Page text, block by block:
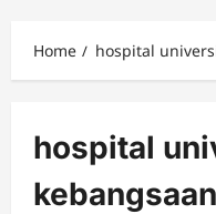
Home hospital
hospital